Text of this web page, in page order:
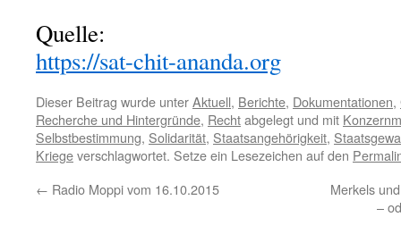
Quelle:
https://sat-chit-ananda.org
Dieser Beitrag wurde unterAktuell, Berichte, Dokumentationen,
Recherche und Hintergründe, Rechtabgelegt und mit
Selbstbestimmung, Solidarität, Staatsangehörigkeit,
Kriegeverschlagwortet. Setze ein Lesezeichen auf den
← Radio Moppi vom 16.10.2015
Merkels
–